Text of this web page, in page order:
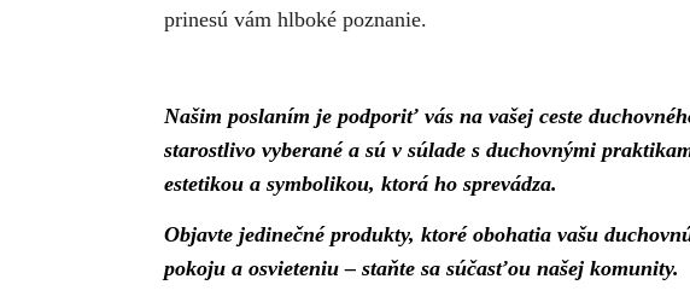
prinesú vám hlboké poznanie.
Našim poslaním je podporiť vás na vašej ceste
starostlivo vyberané a sú v súlade s duchovnými
estetikou a symbolikou, ktorá ho sprevádza.
Objavte jedinečné produkty, ktoré obohatia vašu
pokoju a osvieteniu – staňte sa súčasťou našej komunity.